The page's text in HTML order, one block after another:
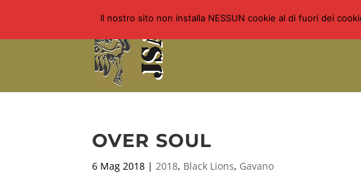
OVER SOUL
6 Mag 2018 |2018, Black Lions, Gavano
Il nostro sito non installa NESSUN cookie al di fuori dei